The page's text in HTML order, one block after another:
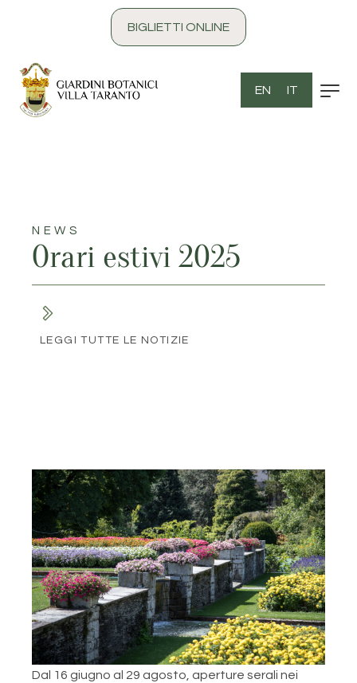
BIGLIETTI ONLINE
EN IT
NEWS
Orari estivi 2025
LEGGI TUTTE LE NOTIZIE
Dal 16 giugno al 29 agosto, aperture serali nei